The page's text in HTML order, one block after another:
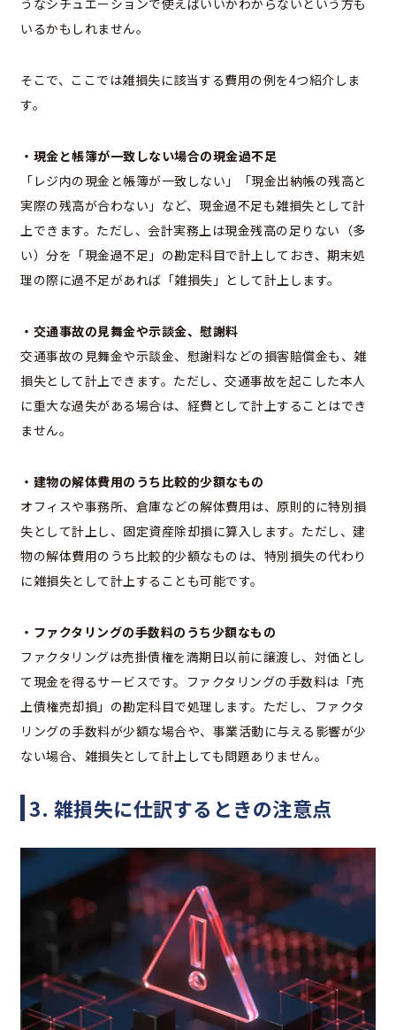
うなシチュエーションで使えばいいかわからないという方も
いるかもしれません。
そこで、ここでは雑損失に該当する費用の例を4つ紹介しま
す。
・現金と帳簿が一致しない場合の現金過不足
「レジ内の現金と帳簿が一致しない」「現金出納帳の残高と
実際の残高が合わない」など、現金過不足も雑損失として計
上できます。ただし、会計実務上は現金残高の足りない（多
い）分を「現金過不足」の勘定科目で計上しておき、期末処
理の際に過不足があれば「雑損失」として計上します。
・交通事故の見舞金や示談金、慰謝料
交通事故の見舞金や示談金、慰謝料などの損害賠償金も、雑
損失として計上できます。ただし、交通事故を起こした本人
に重大な過失がある場合は、経費として計上することはでき
ません。
・建物の解体費用のうち比較的少額なもの
オフィスや事務所、倉庫などの解体費用は、原則的に特別損
失として計上し、固定資産除却損に算入します。ただし、建
物の解体費用のうち比較的少額なものは、特別損失の代わり
に雑損失として計上することも可能です。
・ファクタリングの手数料のうち少額なもの
ファクタリングは売掛債権を満期日以前に譲渡し、対価とし
て現金を得るサービスです。ファクタリングの手数料は「売
上債権売却損」の勘定科目で処理します。ただし、ファクタ
リングの手数料が少額な場合や、事業活動に与える影響が少
ない場合、雑損失として計上しても問題ありません。
3. 雑損失に仕訳するときの注意点